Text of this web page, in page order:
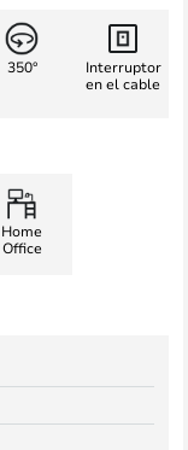
350°
Interruptor
en el cable
Home
Office